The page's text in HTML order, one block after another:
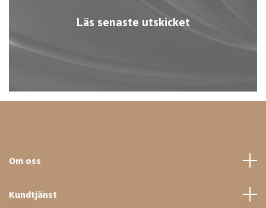
Läs senaste utskicket
Om oss
Kundtjänst